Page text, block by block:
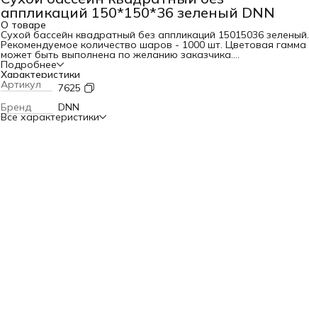
аппликаций 150*150*36 зеленый DNN
О товаре
Сухой бассейн квадратный без аппликаций 15015036 зеленый.
Рекомендуемое количество шаров - 1000 шт. Цветовая гамма
может быть выполнена по желанию заказчика.
Характеристики: Материал ВИК (винилискожа), поролон
Упаковка п/этилен 80 мкр Страна производитель Россия
Шарики В комплект не входят Игры и упражнения в сухом
бассейне укрепляют здоровье в целом, тонизируют мышцы и в
то же время способствуют релаксации, совершенствуют
координацию движений, тактильное и цветовое восприятие.
Массажный эффект. Шарики оказывают точечное воздействие
Подробнее
Характеристики
Артикул
7625
Бренд
DNN
Все характеристики